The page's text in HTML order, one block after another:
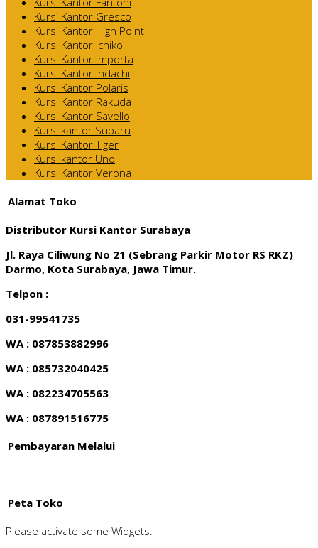
Kursi Kantor Gresco
Kursi Kantor High Point
Kursi Kantor Ichiko
Kursi Kantor Importa
Kursi Kantor Indachi
Kursi Kantor Polaris
Kursi Kantor Rakuda
Kursi Kantor Savello
Kursi kantor Subaru
Kursi Kantor Tiger
Kursi kantor Uno
Kursi Kantor Verona
Alamat Toko
Distributor Kursi Kantor Surabaya
Jl. Raya Ciliwung No 21 (Sebrang Parkir Motor RS RKZ)
Darmo, Kota Surabaya, Jawa Timur.
Telpon :
031-99541735
WA : 087853882996
WA : 085732040425
WA : 082234705563
WA : 087891516775
Pembayaran Melalui
Peta Toko
Please activate some Widgets.